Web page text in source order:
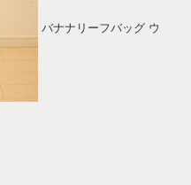
バナナリーフバッグ ウ